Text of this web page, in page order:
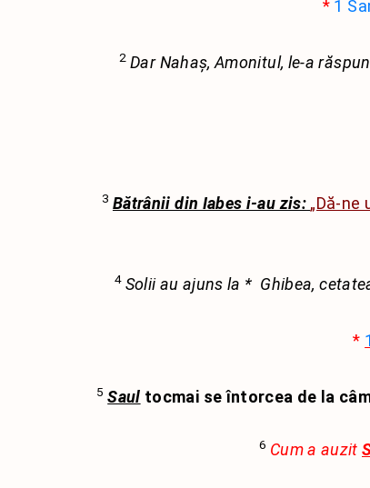
* 1
2 Dar Nahaș, Amonitul, le-a
3 Bătrânii din Iabes i-au zis: „Dă-
4 Solii au ajuns la * Ghibea,
*
5 Saul tocmai se întorcea de la
6 Cum a auzit